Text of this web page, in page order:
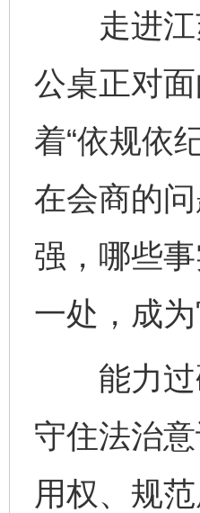
走进江苏
公桌正对
着“依规依
在会商的
强，哪些
一处，成
能力过硬
守住法治
用权、规范